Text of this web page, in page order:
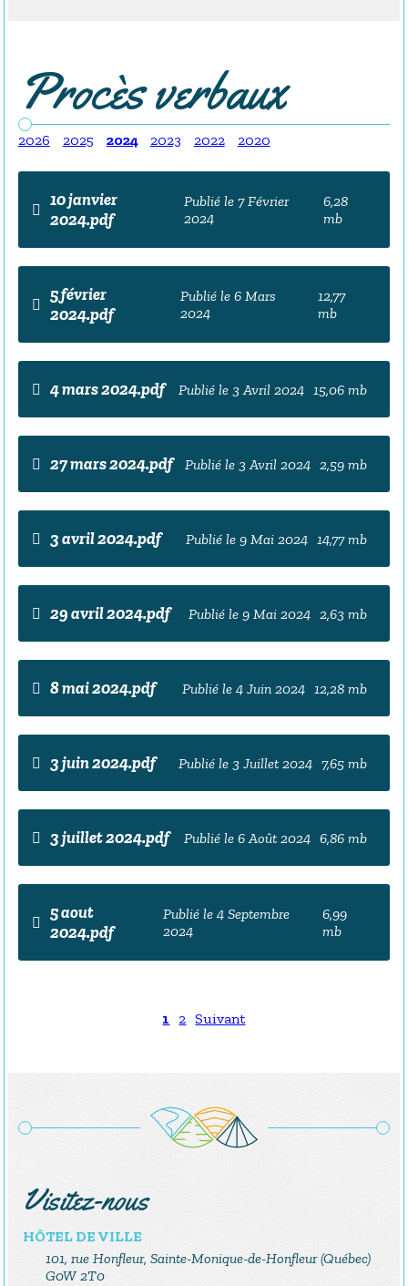
Procès verbaux
2026 2025 2024 2023 2022 2020
10 janvier
2024.pdf
Publié le 7 Février
2024
6,28
mb
5 février
2024.pdf
Publié le 6 Mars
2024
12,77
mb
4 mars 2024.pdf Publié le 3 Avril 2024 15,06 mb
27 mars 2024.pdf Publié le 3 Avril 2024 2,59 mb
3 avril 2024.pdf Publié le 9 Mai 2024 14,77 mb
29 avril 2024.pdf Publié le 9 Mai 2024 2,63 mb
8 mai 2024.pdf Publié le 4 Juin 2024 12,28 mb
3 juin 2024.pdf Publié le 3 Juillet 2024 7,65 mb
3 juillet 2024.pdf Publié le 6 Août 2024 6,86 mb
5 aout
2024.pdf
Publié le 4 Septembre
2024
6,99
mb
1 2 Suivant
Visitez-nous
HÔTEL DE VILLE
101, rue Honfleur, Sainte-Monique-de-Honfleur (Québec)
G0W 2T0